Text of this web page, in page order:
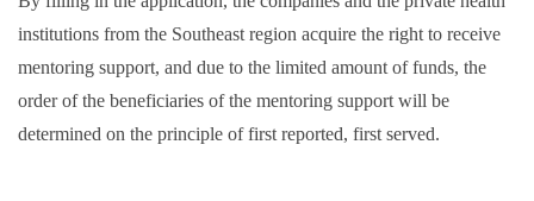
institutions from the Southeast region acquire the right to receive
mentoring support, and due to the limited amount of funds, the
order of the beneficiaries of the mentoring support will be
determined on the principle of first reported, first served.